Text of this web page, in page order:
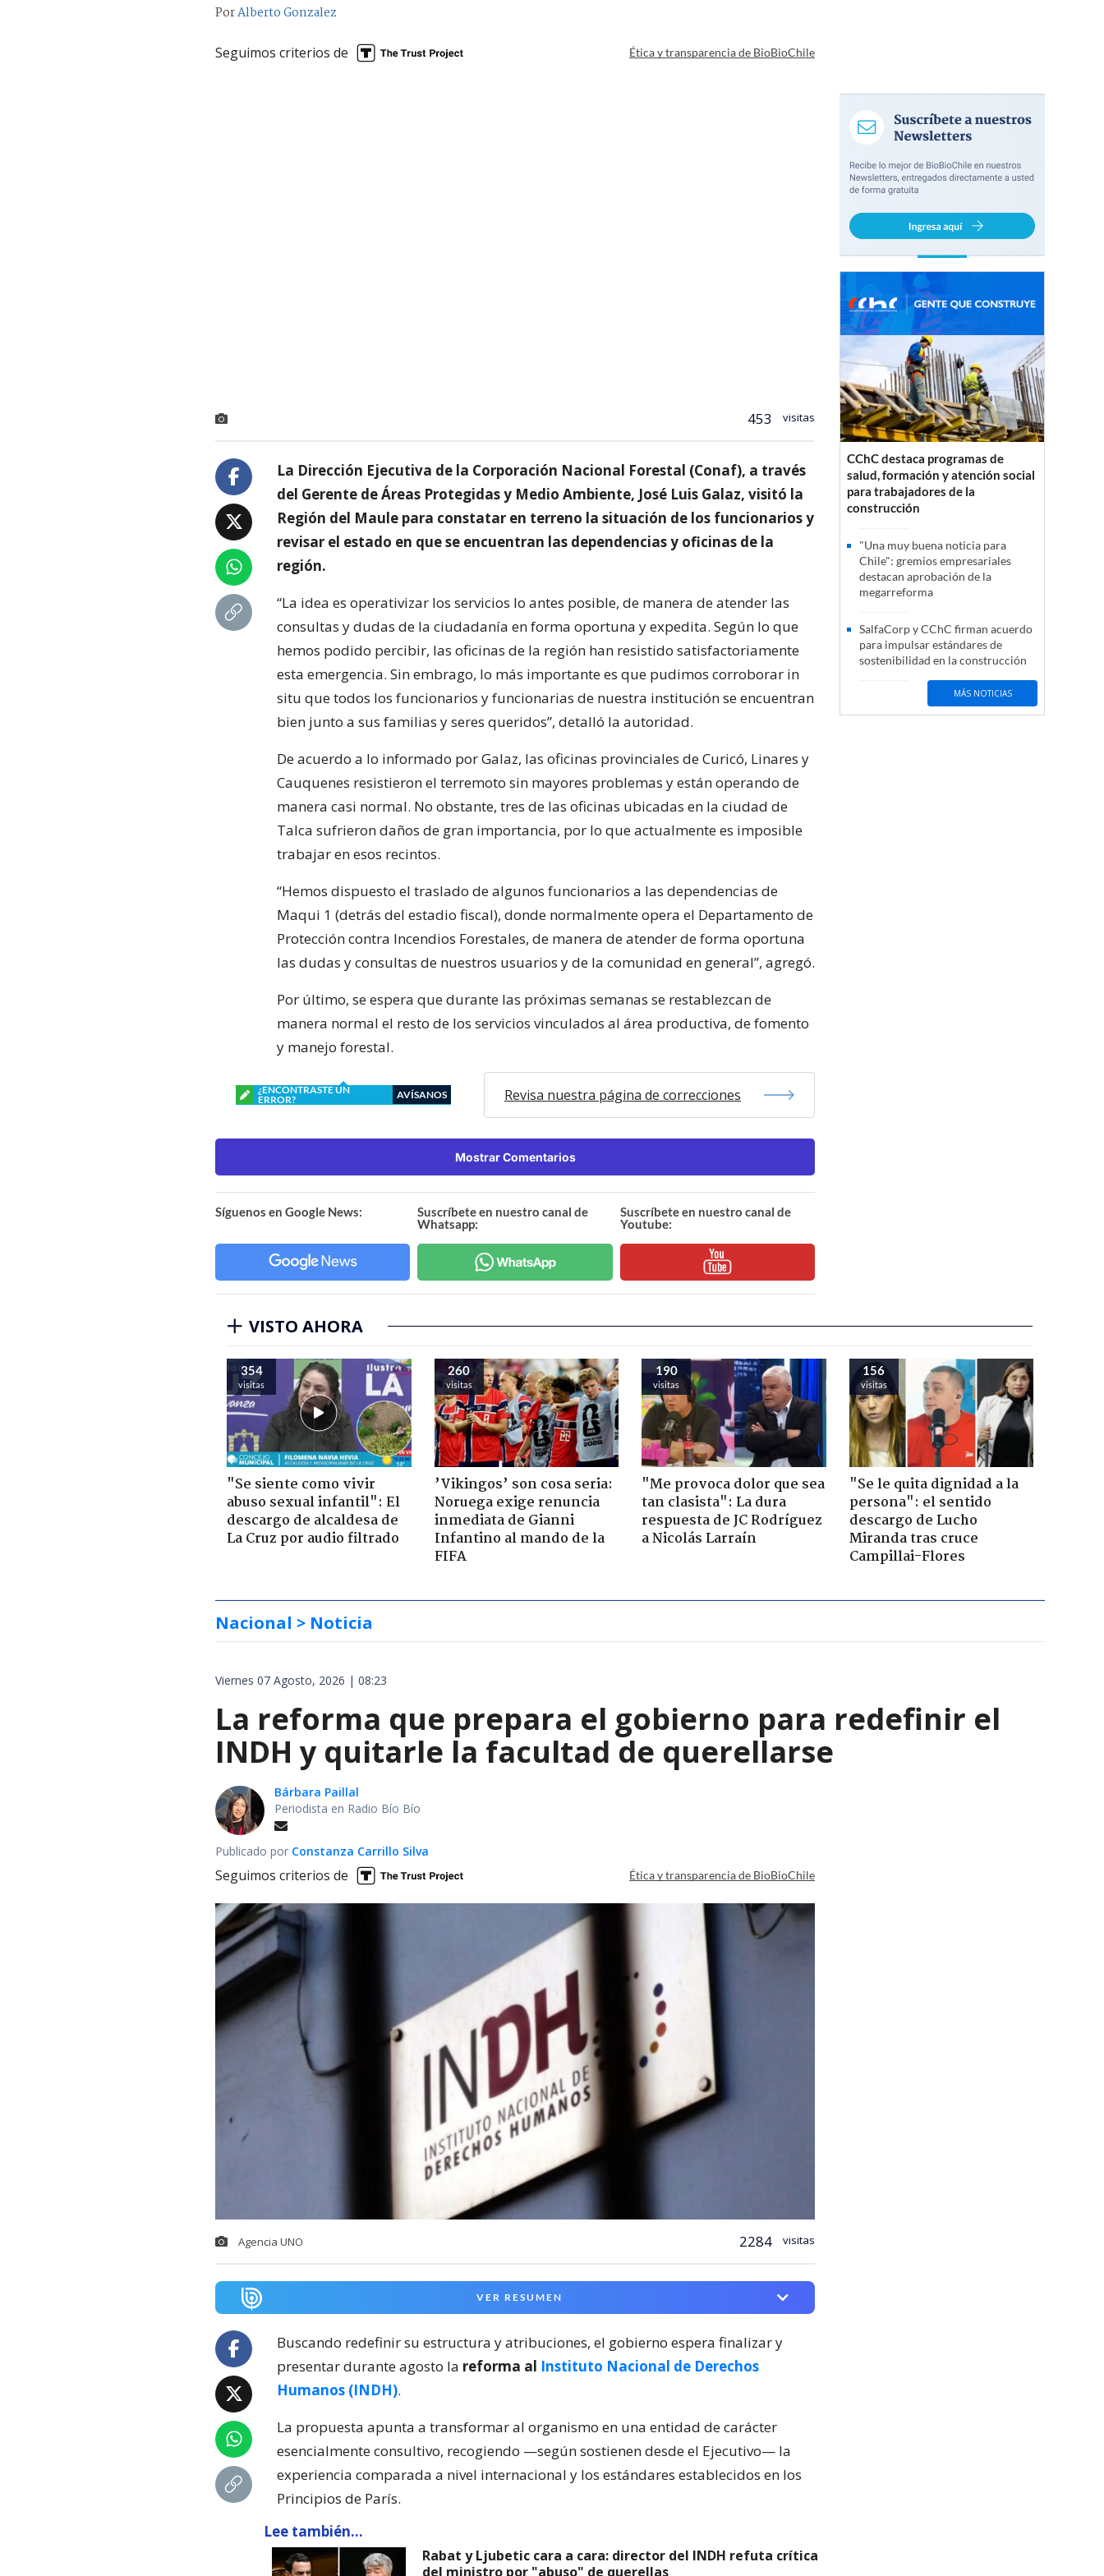
PorAlberto Gonzalez
Seguimos criterios de Ética y transparencia de BioBioChile
453 visitas
La Dirección Ejecutiva de la Corporación Nacional Forestal (Conaf), a través
del Gerente de Áreas Protegidas y Medio Ambiente, José Luis Galaz, visitó la
Región del Maule para constatar en terreno la situación de los funcionarios y
revisar el estado en que se encuentran las dependencias y oficinas de la
región.
“La idea es operativizar los servicios lo antes posible, de manera de atender las
consultas y dudas de la ciudadanía en forma oportuna y expedita. Según lo que
hemos podido percibir, las oficinas de la región han resistido satisfactoriamente
esta emergencia. Sin embrago, lo más importante es que pudimos corroborar in
situ que todos los funcionarios y funcionarias de nuestra institución se encuentran
bien junto a sus familias y seres queridos”, detalló la autoridad.
De acuerdo a lo informado por Galaz, las oficinas provinciales de Curicó, Linares y
Cauquenes resistieron el terremoto sin mayores problemas y están operando de
manera casi normal. No obstante, tres de las oficinas ubicadas en la ciudad de
Talca sufrieron daños de gran importancia, por lo que actualmente es imposible
trabajar en esos recintos.
“Hemos dispuesto el traslado de algunos funcionarios a las dependencias de
Maqui 1 (detrás del estadio fiscal), donde normalmente opera el Departamento de
Protección contra Incendios Forestales, de manera de atender de forma oportuna
las dudas y consultas de nuestros usuarios y de la comunidad en general”, agregó.
Por último, se espera que durante las próximas semanas se restablezcan de
manera normal el resto de los servicios vinculados al área productiva, de fomento
y manejo forestal.
¿ENCONTRASTE UN
ERROR?
AVÍSANOS Revisa nuestra página de correcciones
Mostrar Comentarios
Síguenos en Google News:
Suscríbete en nuestro canal de
Whatsapp:
Suscríbete en nuestro canal de
Youtube:
CChC destaca programas de
salud, formación y atención social
para trabajadores de la
construcción
"Una muy buena noticia para
Chile": gremios empresariales
destacan aprobación de la
megarreforma
SalfaCorp y CChC firman acuerdo
para impulsar estándares de
sostenibilidad en la construcción
MÁS NOTICIAS
VISTO AHORA
354
visitas
"Se siente como vivir
abuso sexual infantil": El
descargo de alcaldesa de
La Cruz por audio filtrado
257
visitas
’Vikingos’ son cosa seria:
Noruega exige renuncia
inmediata de Gianni
Infantino al mando de la
FIFA
186
visitas
"Me provoca dolor que sea
tan clasista": La dura
respuesta de JC Rodríguez
a Nicolás Larraín
157
visitas
"Se le quita dignidad a la
persona": el sentido
descargo de Lucho
Miranda tras cruce
Campillai-Flores
Nacional > Noticia
Viernes 07 Agosto, 2026 | 08:23
La reforma que prepara el gobierno para redefinir el
INDH y quitarle la facultad de querellarse
Bárbara Paillal
Periodista en Radio Bío Bío
Publicado por Constanza Carrillo Silva
Seguimos criterios de Ética y transparencia de BioBioChile
Agencia UNO 2284 visitas
VER RESUMEN
Buscando redefinir su estructura y atribuciones, el gobierno espera finalizar y
presentar durante agosto la reforma al Instituto Nacional de Derechos
Humanos (INDH).
La propuesta apunta a transformar al organismo en una entidad de carácter
esencialmente consultivo, recogiendo —según sostienen desde el Ejecutivo— la
experiencia comparada a nivel internacional y los estándares establecidos en los
Principios de París.
Lee también...
Rabat y Ljubetic cara a cara: director del INDH refuta crítica
del ministro por "abuso" de querellas